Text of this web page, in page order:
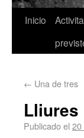
Inicio
← Una de tres
Lliures
Publicado el 20